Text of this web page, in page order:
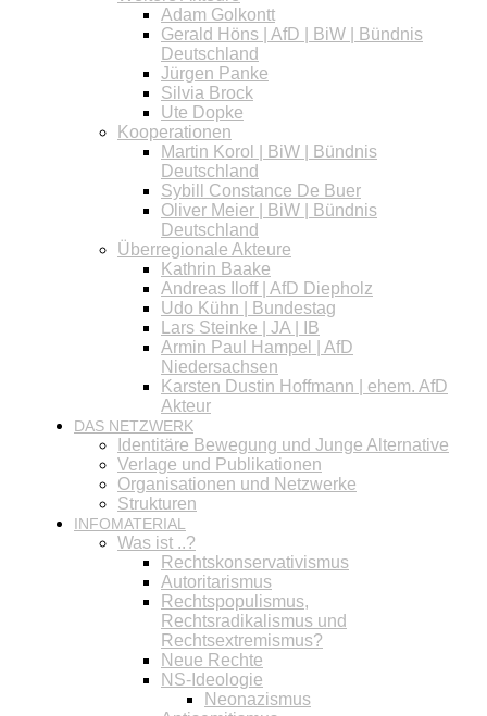
Adam Golkontt
Gerald Höns | AfD | BiW | Bündnis
Deutschland
Jürgen Panke
Silvia Brock
Ute Dopke
Kooperationen
Martin Korol | BiW | Bündnis
Deutschland
Sybill Constance De Buer
Oliver Meier | BiW | Bündnis
Deutschland
Überregionale Akteure
Kathrin Baake
Andreas Iloff | AfD Diepholz
Udo Kühn | Bundestag
Lars Steinke | JA | IB
Armin Paul Hampel | AfD
Niedersachsen
Karsten Dustin Hoffmann | ehem. AfD
Akteur
DAS NETZWERK
Identitäre Bewegung und Junge Alternative
Verlage und Publikationen
Organisationen und Netzwerke
Strukturen
INFOMATERIAL
Was ist ..?
Rechtskonservativismus
Autoritarismus
Rechtspopulismus,
Rechtsradikalismus und
Rechtsextremismus?
Neue Rechte
NS-Ideologie
Neonazismus